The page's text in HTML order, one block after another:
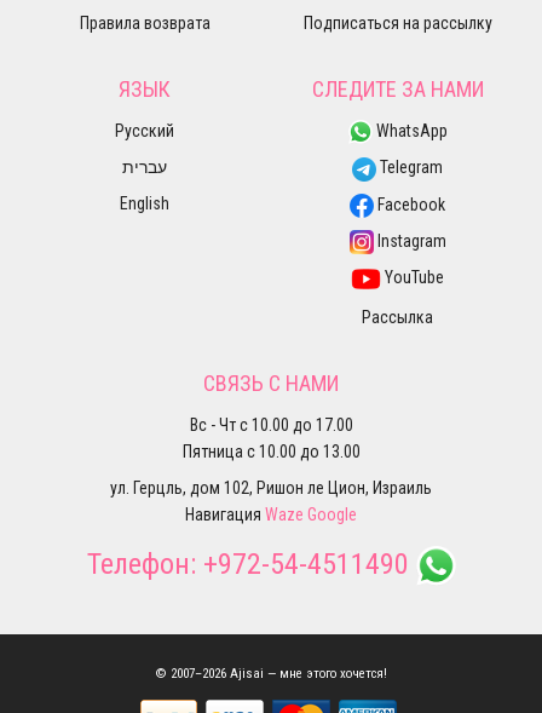
Правила возврата
Подписаться на рассылку
ЯЗЫК
Русский
עברית
English
СЛЕДИТЕ ЗА НАМИ
WhatsApp
Telegram
Facebook
Instagram
YouTube
Рассылка
СВЯЗЬ С НАМИ
Вс - Чт с 10.00 до 17.00
Пятница с 10.00 до 13.00
ул. Герцль, дом 102, Ришон ле Цион, Израиль
Навигация Waze Google
Телефон: +972-54-4511490
© 2007–2026 Ajisai — мне этого хочется!